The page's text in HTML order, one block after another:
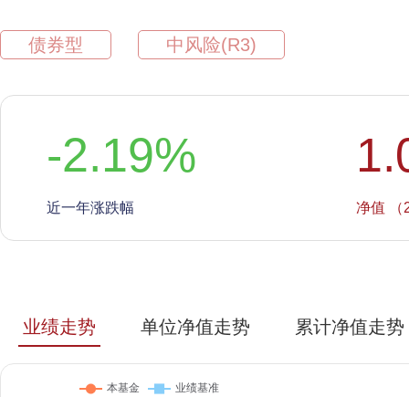
债券型 中风险(R3)
-2.19%
近一年涨跌幅 净值 （
业绩走势 单位净值走势 累计净值走势